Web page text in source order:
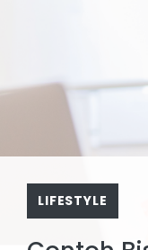
LIFESTYLE